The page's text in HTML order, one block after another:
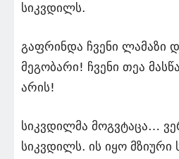
სიკვდილს.
გაფრინდა ჩვენი ლამაზი
მეგობარი! ჩვენი თეა
არის!
სიკვდილმა მოგვტაცა…
სიკვდილს. ის იყო